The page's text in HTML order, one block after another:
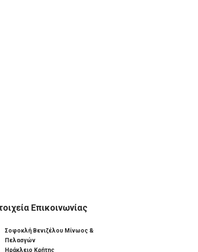
Επικοινωνίας
Σοφοκλή Βενιζέλου Μίνωος &
Πελασγών
Ηράκλειο Κρήτης